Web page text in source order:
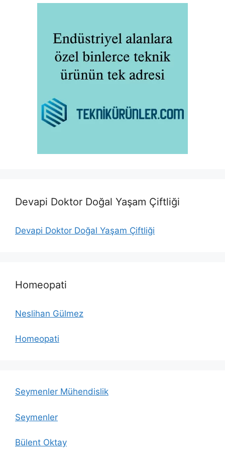
Devapi Doktor Doğal Yaşam Çiftliği
Devapi Doktor Doğal Yaşam Çiftliği
Homeopati
Neslihan Gülmez
Homeopati
Seymenler Mühendislik
Seymenler
Bülent Oktay